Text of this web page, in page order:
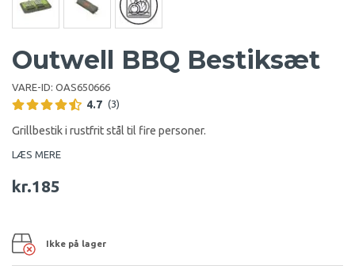
Outwell BBQ Bestiksæt
VARE-ID: OAS650666
4.7 (3)
Grillbestik i rustfrit stål til fire personer.
LÆS MERE
kr.185
Ikke på lager